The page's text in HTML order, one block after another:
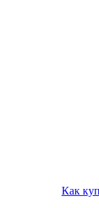
Как